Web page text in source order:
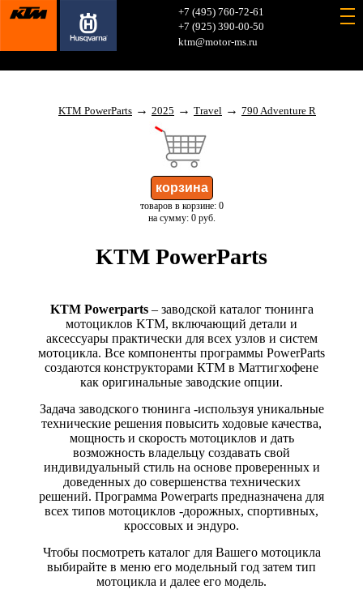
+7 (495) 760-72-61
+7 (925) 390-00-50
ktm@motor-ms.ru
KTM PowerParts → 2025 → Travel → 790 Adventure R
товаров в корзине: 0
на сумму: 0 руб.
KTM PowerParts
KTM Powerparts– заводской каталог тюнинга
мотоциклов KTM, включающий детали и
аксессуары практически для всех узлов и систем
мотоцикла. Все компоненты программы PowerParts
создаются конструкторами КТМ в Маттигхофене
как оригинальные заводские опции.
Задача заводского тюнинга -используя уникальные
технические решения повысить ходовые качества,
мощность и скорость мотоциклов и дать
возможность владельцу создавать свой
индивидуальный стиль на основе проверенных и
доведенных до совершенства технических
решений. Программа Powerparts предназначена для
всех типов мотоциклов -дорожных, спортивных,
кроссовых и эндуро.
Чтобы посмотреть каталог для Вашего мотоцикла
выбирайте в меню его модельный год затем тип
мотоцикла и далее его модель.